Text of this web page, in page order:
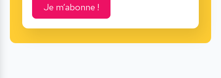
Je m’abonne !